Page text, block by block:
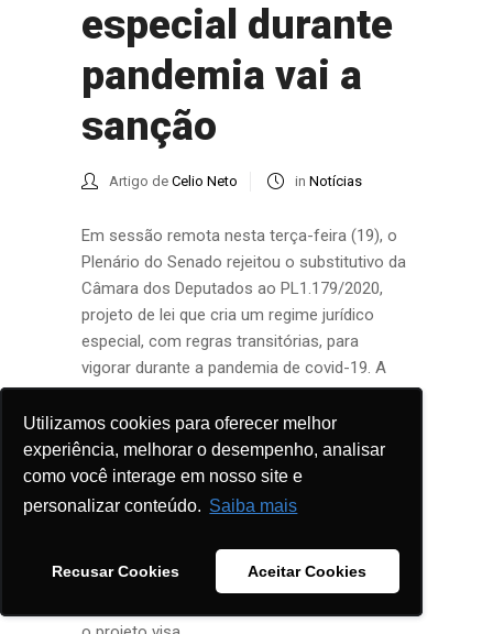
Utilizamos cookies para oferecer melhor
experiência, melhorar o desempenho, analisar
como você interage em nosso site e
personalizar conteúdo. Saiba mais
Recusar Cookies Aceitar Cookies
Utilizamos cookies para oferecer melhor
experiência, melhorar o desempenho, analisar
como você interage em nosso site e
personalizar conteúdo. Saiba mais
Recusar Cookies Aceitar Cookies
especial durante
pandemia vai a
sanção
Artigo de Celio Neto in Notícias
Em sessão remota nesta terça-feira (19), o
Plenário do Senado rejeitou o substitutivo da
Câmara dos Deputados ao PL1.179/2020,
projeto de lei que cria um regime jurídico
especial, com regras transitórias, para
vigorar durante a pandemia de covid-19. A
matéria havia sido aprovada no Senado no
mês de abril e, em seguida, enviada à Câmara
dos Deputados. Modificado na Câmara, o
texto retornou ao Senado como um
substitutivo, para mais uma votação. Como
Senado agora segue para sanção da
Presidência da República. De acordo com o